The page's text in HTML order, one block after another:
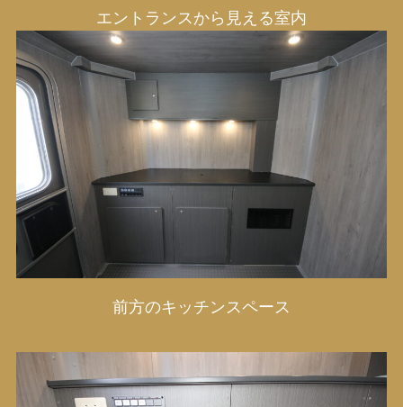
エントランスから見える室内
前方のキッチンスペース